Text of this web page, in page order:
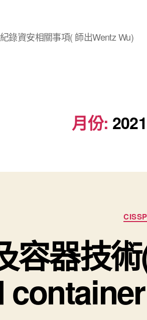
錄資安相關事項( 師出Wentz Wu)
月份:
分
類
CISSP
容器技